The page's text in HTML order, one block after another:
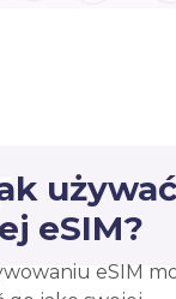
używać
eSIM?
eSIM